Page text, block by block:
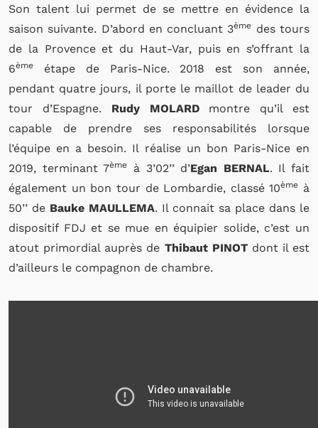
Son talent lui permet de se mettre en évidence la
saison suivante. D’abord en concluant 3ème des tours
de la Provence et du Haut-Var, puis en s’offrant la
6ème
étape de Paris-Nice. 2018 est son année,
pendant quatre jours, il porte le maillot de leader du
tour d’Espagne. Rudy MOLARDmontre qu’il est
capable de prendre ses responsabilités lorsque
l’équipe en a besoin. Il réalise un bon Paris-Nice en
2019, terminant 7ème à 3’02’’ d’Egan BERNAL. Il fait
également un bon tour de Lombardie, classé 10ème à
50’’ de Bauke MAULLEMA. Il connait sa place dans le
dispositif FDJ et se mue en équipier solide, c’est un
atout primordial auprès de Thibaut PINOTdont il est
d’ailleurs le compagnon de chambre.